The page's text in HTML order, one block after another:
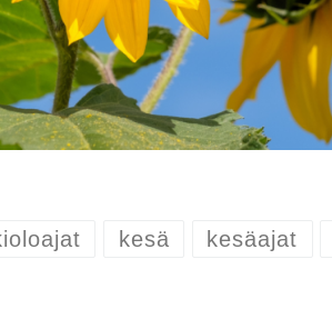
kesä kesäajat